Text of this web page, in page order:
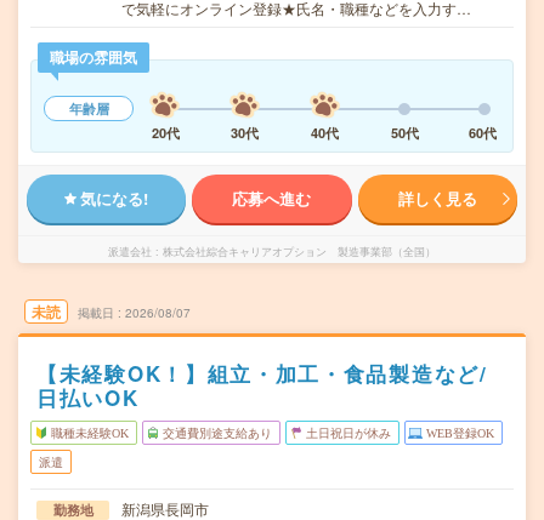
で気軽にオンライン登録★氏名・職種などを入力す…
職場の雰囲気
年齢層
20代
30代 40代 50代 60代
気になる! 応募へ進む 詳しく見る
派遣会社 株式会社綜合キャリアオプション 製造事業部（全国）
未読 掲載日 2026/08/07
【未経験OK！】組立・加工・食品製造など/
日払いOK
職種未経験OK 交通費別途支給あり 土日祝日が休み WEB登録OK
派遣
勤務地 新潟県長岡市